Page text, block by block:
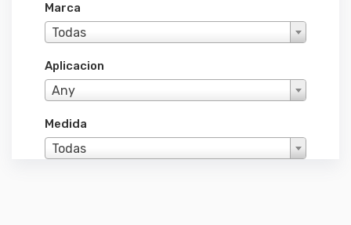
Marca
Todas
Aplicacion
Any
Medida
Todas